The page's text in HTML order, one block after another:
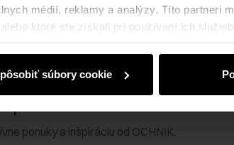
médií, reklamy a analýzy. Títo partneri
ktoré ste získali pri používaní ich služieb.
súbory cookie
ponuky a inšpiráciu od OCHNIK.